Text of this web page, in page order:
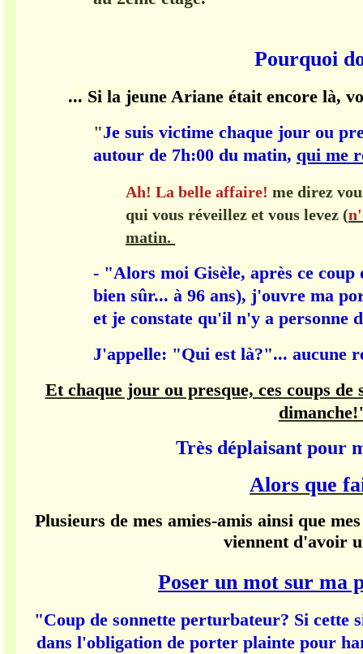
Pourquoi
... Si la jeune Ariane était encore là,
"Je suis victime chaque jour ou
autour de 7h:00 du matin, qui me
Ah! La belle affaire! me direz
qui vous réveillez et vous levez (
matin.
- "Alors moi Gisèle, après ce coup
bien sûr... à 96 ans), j'ouvre ma
et je constate qu'il n'y a personne
J'appelle: "Qui est là?"... aucune
Et chaque jour ou presque, ces coups
Très déplaisant pour
Alors que
Plusieurs de mes amies-amis ainsi que
viennent d'avoir
Poser un mot sur ma
"Coup de sonnette perturbateur? Si cette
dans l'obligation de porter plainte pour